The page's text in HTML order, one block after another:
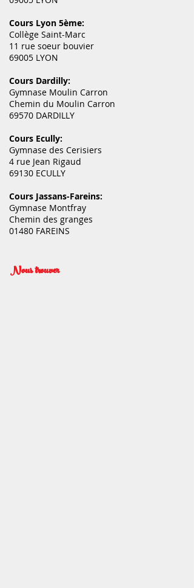
Cours Lyon 5ème:
Collège Saint-Marc
11 rue soeur bouvier
69005 LYON
Cours Dardilly:
Gymnase Moulin Carron
Chemin du Moulin Carron
69570 DARDILLY
Cours Ecully:
Gymnase des Cerisiers
4 rue Jean Rigaud
69130 ECULLY
Cours Jassans-Fareins:
Gymnase Montfray
Chemin des granges
01480 FAREINS
Nous trouver